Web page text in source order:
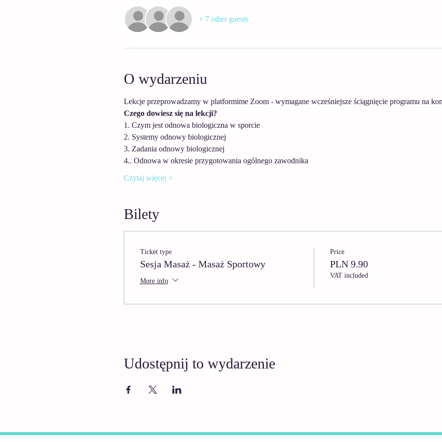
+ 7 other guests
O wydarzeniu
Lekcje przeprowadzamy w platformime Zoom - wymagane wcześniejsze ściągnięcie programu na
Czego dowiesz się na lekcji?
1. Czym jest odnowa biologiczna w sporcie
2. Systemy odnowy biologicznej
3. Zadania odnowy biologicznej
4.. Odnowa w okresie przygotowania ogólnego zawodnika
Czytaj więcej >
Bilety
Ticket type
Sesja Masaż - Masaż Sportowy
More info
Price
PLN 9.90
VAT included
Udostępnij to wydarzenie